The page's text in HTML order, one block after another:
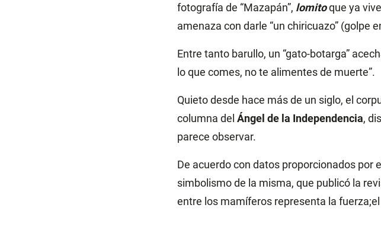
fotografía de “Mazapán”, lomitoque ya
amenaza con darle “un chiricuazo” (golpe
Entre tanto barullo, un “gato-botarga”
lo que comes, no te alimentes de muerte”.
Quieto desde hace más de un siglo, el
columna del Ángel de la Independencia,
parece observar.
De acuerdo con datos proporcionados por
simbolismo de la misma, que publicó la
entre los mamíferos representa la